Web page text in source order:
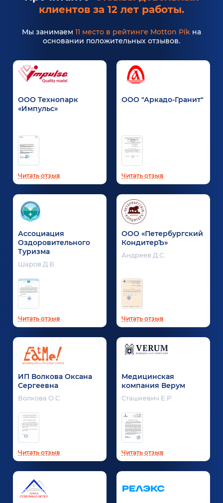
клиентов за 12 лет работы.
Мы занимаем 11 место в рейтинге Motton Pik на
основании положительных отзывов.
ООО Технопарк
«Импульс»
Читать отзыв
ООО "Аркадо-Гранит"
Читать отзыв
Ассоциация
Оздоровительного
Туризма
Шаров Д.В.
Читать отзыв
ООО «Петербургский
КондитерЪ»
Андреев Д.С.
Читать отзыв
ИП Волкова Оксана
Сергеевна
Волкова О.С.
Читать отзыв
Медицинская
компания Верум
Сташкевич Е.Р.
Читать отзыв